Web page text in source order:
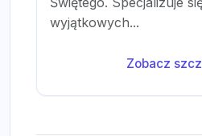
wyjątkowych...
Zobacz